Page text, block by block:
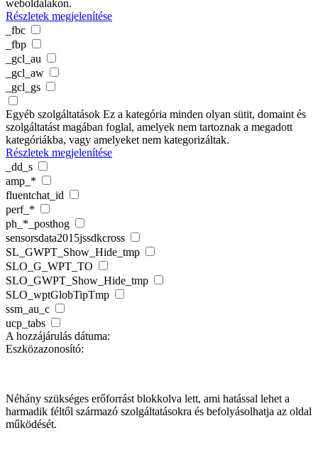
weboldalakon.
Részletek megjelenítése
_fbc
_fbp
_gcl_au
_gcl_aw
_gcl_gs
Egyéb szolgáltatások Ez a kategória minden olyan sütit, domaint és
szolgáltatást magában foglal, amelyek nem tartoznak a megadott
kategóriákba, vagy amelyeket nem kategorizáltak.
Részletek megjelenítése
_dd_s
amp_*
fluentchat_id
perf_*
ph_*_posthog
sensorsdata2015jssdkcross
SL_GWPT_Show_Hide_tmp
SLO_G_WPT_TO
SLO_GWPT_Show_Hide_tmp
SLO_wptGlobTipTmp
ssm_au_c
ucp_tabs
A hozzájárulás dátuma:
Eszközazonosító:
Néhány szükséges erőforrást blokkolva lett, ami hatással lehet a
harmadik féltől származó szolgáltatásokra és befolyásolhatja az oldal
működését.